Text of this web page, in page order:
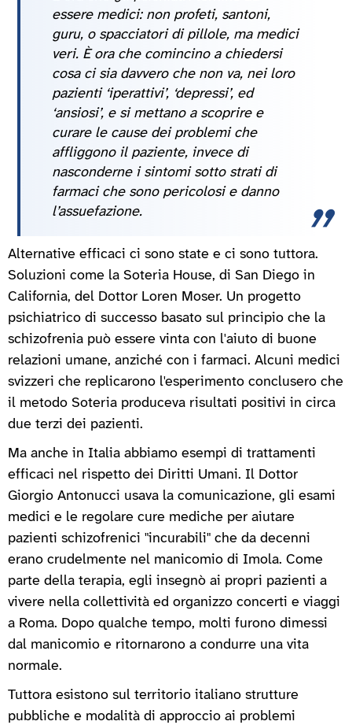
essere medici: non profeti, santoni,
guru, o spacciatori di pillole, ma medici
veri. È ora che comincino a chiedersi
cosa ci sia davvero che non va, nei loro
pazienti ‘iperattivi’, ‘depressi’, ed
‘ansiosi’, e si mettano a scoprire e
curare le cause dei problemi che
affliggono il paziente, invece di
nasconderne i sintomi sotto strati di
farmaci che sono pericolosi e danno
l’assuefazione.
Alternative efficaci ci sono state e ci sono tuttora.
Soluzioni come la Soteria House, di San Diego in
California, del Dottor Loren Moser. Un progetto
psichiatrico di successo basato sul principio che la
schizofrenia può essere vinta con l'aiuto di buone
relazioni umane, anziché con i farmaci. Alcuni medici
svizzeri che replicarono l'esperimento conclusero che
il metodo Soteria produceva risultati positivi in circa
due terzi dei pazienti.
Ma anche in Italia abbiamo esempi di trattamenti
efficaci nel rispetto dei Diritti Umani. Il Dottor
Giorgio Antonucci usava la comunicazione, gli esami
medici e le regolare cure mediche per aiutare
pazienti schizofrenici "incurabili" che da decenni
erano crudelmente nel manicomio di Imola. Come
parte della terapia, egli insegnò ai propri pazienti a
vivere nella collettività ed organizzo concerti e viaggi
a Roma. Dopo qualche tempo, molti furono dimessi
dal manicomio e ritornarono a condurre una vita
normale.
Tuttora esistono sul territorio italiano strutture
pubbliche e modalità di approccio ai problemi